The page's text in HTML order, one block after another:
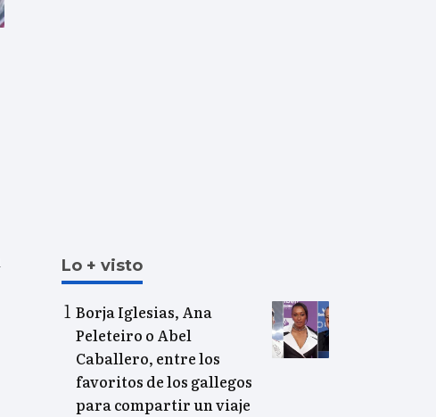
Lo + visto
Borja Iglesias, Ana
Peleteiro o Abel
Caballero, entre los
favoritos de los gallegos
para compartir un viaje